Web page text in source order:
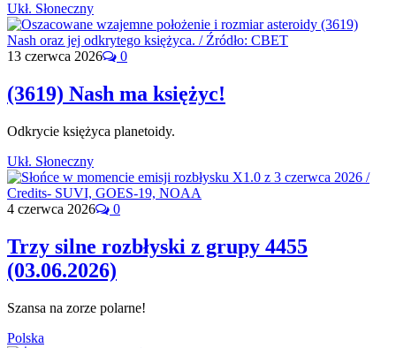
Ukł. Słoneczny
13 czerwca 2026 0
(3619) Nash ma księżyc!
Odkrycie księżyca planetoidy.
Ukł. Słoneczny
4 czerwca 2026 0
Trzy silne rozbłyski z grupy 4455
(03.06.2026)
Szansa na zorze polarne!
Polska